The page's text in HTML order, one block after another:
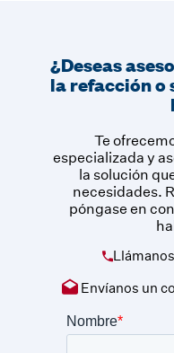
¿Deseas
la refacción o
Te
especializada y
la solución
necesidades.
póngase en
Llámanos
Envíanos un